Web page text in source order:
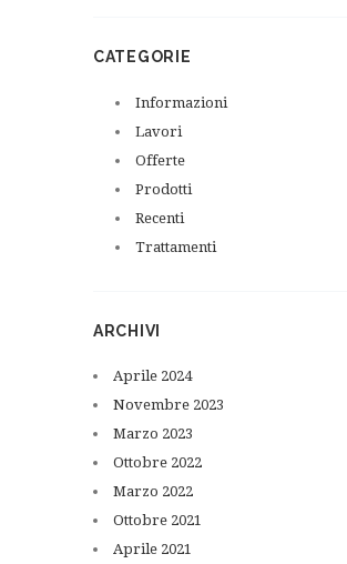
CATEGORIE
Informazioni
Lavori
Offerte
Prodotti
Recenti
Trattamenti
ARCHIVI
Aprile 2024
Novembre 2023
Marzo 2023
Ottobre 2022
Marzo 2022
Ottobre 2021
Aprile 2021